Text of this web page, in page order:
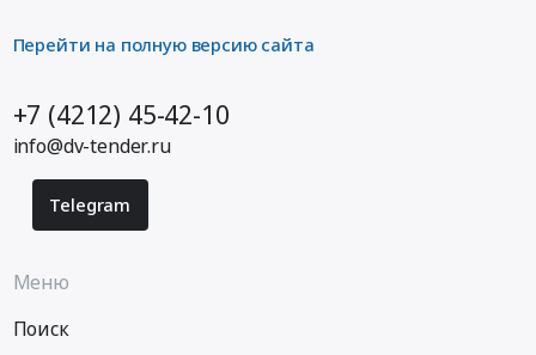
Перейти на полную версию сайта
+7 (4212) 45-42-10
info@dv-tender.ru
Telegram
Меню
Поиск